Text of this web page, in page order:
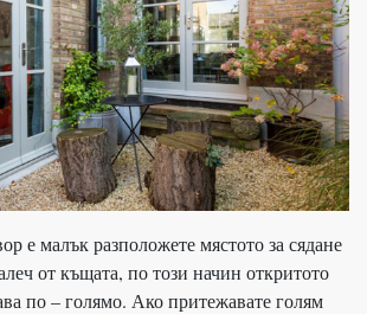
е малък разположете мястото за сядане
от къщата, по този начин откритото
по – голямо. Ако притежавате голям